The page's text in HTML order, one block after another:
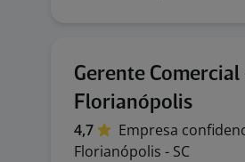
Gerente
Florianópolis
4,7 Empresa
Florianópolis - SC